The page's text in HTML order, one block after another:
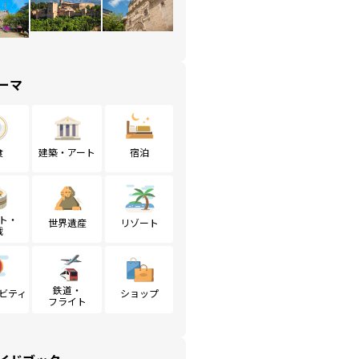
マ
建築・アート 宿泊
・
世界遺産 リゾート
ティ
鉄道・
フライト
ショップ